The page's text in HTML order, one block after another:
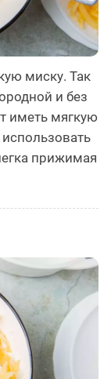
миску. Так
и без
иметь мягкую
прижимая